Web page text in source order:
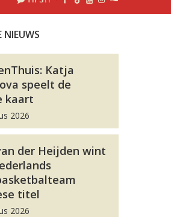
NIEUWS
Katja
speelt de
kaart
2026
der Heijden wint
titel
2026